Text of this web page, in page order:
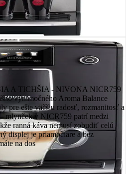
A TICHŠIA - NIVONA NICR759
výnimočného Aroma Balance
pre ešte väčšiu radosť, rozmanitosť a
mlynček v NICR759 patrí medzi
ranná káva nemusí zobudiť celú
displej je priamočiare a bez
na dos